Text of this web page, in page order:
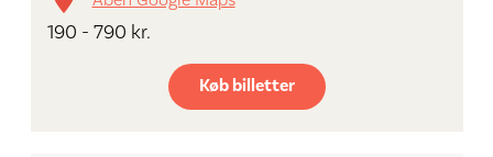
190 - 790 kr.
Køb billetter